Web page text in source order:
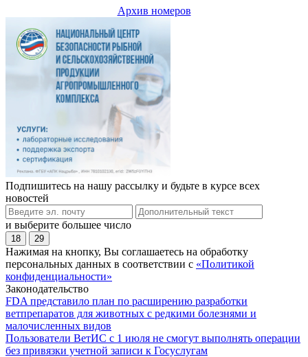
Архив номеров
Подпишитесь на нашу рассылку и будьте в курсе всех
новостей
и выберите большее число
18 29
Нажимая на кнопку, Вы соглашаетесь на обработку
персональных данных в соответствии с «Политикой
конфиденциальности»
Законодательство
FDA представило план по расширению разработки
ветпрепаратов для животных с редкими болезнями и
малочисленных видов
Пользователи ВетИС с 1 июля не смогут выполнять операции
без привязки учетной записи к Госуслугам